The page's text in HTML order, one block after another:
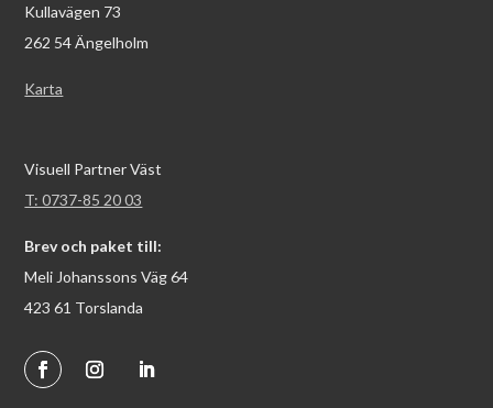
Kullavägen 73
262 54 Ängelholm
Karta
Visuell Partner Väst
T: 0737-85 20 03
Brev och paket till:
Meli Johanssons Väg 64
423 61 Torslanda